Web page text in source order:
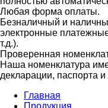
Любая форма оплаты.
Безналичный и
электронные
т.д.).
Проверенная
Наша номенклатура
декларации, паспорта
Главная
Продукция